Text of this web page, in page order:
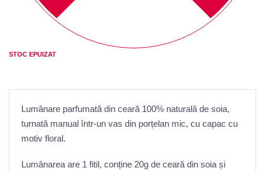
STOC EPUIZAT
Lumânare parfumată din ceară 100% naturală de soia,
turnată manual într-un vas din porțelan mic, cu capac cu
motiv floral.
Lumânarea are 1 fitil, conține 20g de ceară din soia și